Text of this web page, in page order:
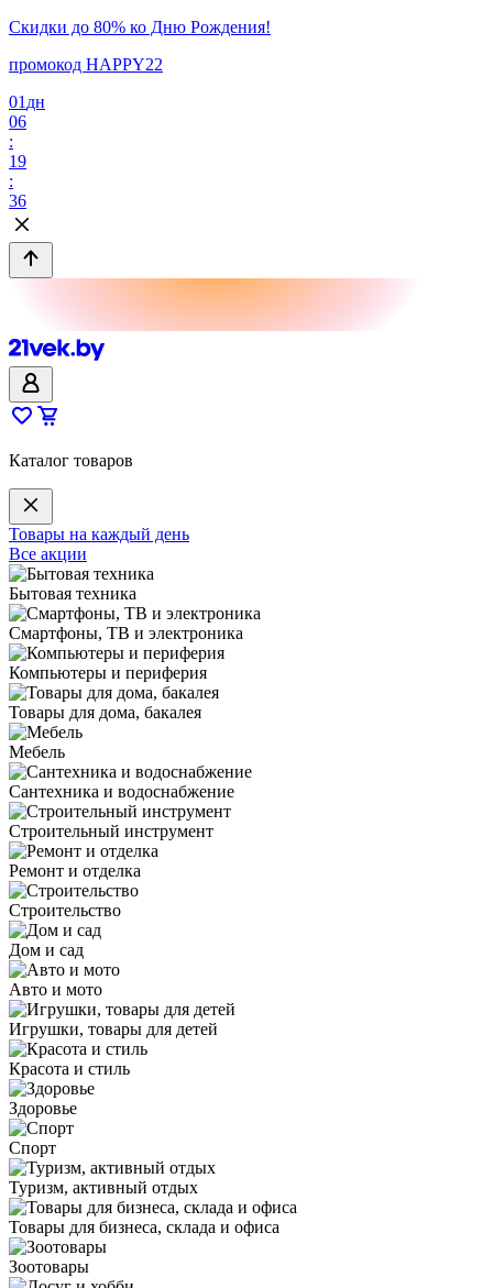
Скидки до 80% ко Дню Рождения!
промокод HAPPY22
01 дн
06
:
19
:
36
Каталог товаров
Товары на каждый день
Все акции
Бытовая техника
Смартфоны, ТВ и электроника
Компьютеры и периферия
Товары для дома, бакалея
Мебель
Сантехника и водоснабжение
Строительный инструмент
Ремонт и отделка
Строительство
Дом и сад
Авто и мото
Игрушки, товары для детей
Красота и стиль
Здоровье
Спорт
Туризм, активный отдых
Товары для бизнеса, склада и офиса
Зоотовары